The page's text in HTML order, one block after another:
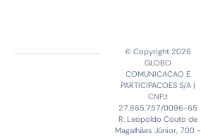
© Copyright 2026
GLOBO
COMUNICACAO E
PARTICIPACOES S/A |
CNPJ:
27.865.757/0096-65
R. Leopoldo Couto de
Magalhães Júnior, 700 -